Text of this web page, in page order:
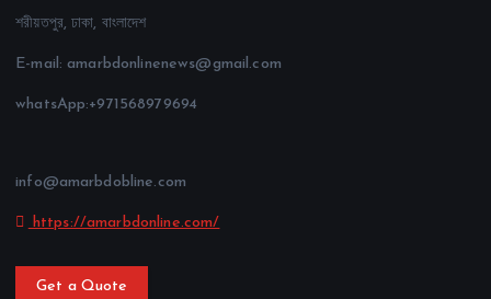
শরীয়তপুর, ঢাকা, বাংলাদেশ
E-mail: amarbdonlinenews@gmail.com
whatsApp:+971568979694
info@amarbdobline.com
https://amarbdonline.com/
Get a Quote